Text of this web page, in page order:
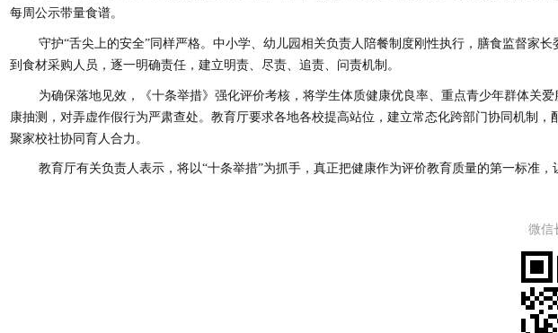
每周公示带量食谱。
守护“舌尖上的安全”同样严格。中小学、幼儿园相关负责人陪餐制度刚性执行，膳食监督家
到食材采购人员，逐一明确责任，建立明责、尽责、追责、问责机制。
为确保落地见效，《十条举措》强化评价考核，将学生体质健康优良率、重点青少年群体关
康抽测，对弄虚作假行为严肃查处。教育厅要求各地各校提高站位，建立常态化跨部门协同机制
聚家校社协同育人合力。
教育厅有关负责人表示，将以“十条举措”为抓手，真正把健康作为评价教育质量的第一标准
微信